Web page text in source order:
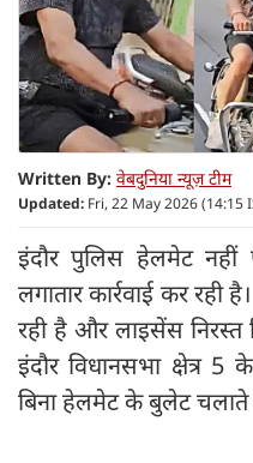
Written By: वेबदुनिया न्यूज़ टीम
Updated: Fri, 22 May 2026 (14:15
इंदौर पुलिस हेलमेट नहीं
लगातार कार्रवाई कर रही
रही है और लाइसेंस निरस्‍त
इंदौर विधानसभा क्षेत्र 5
बिना हेलमेट के बुलेट